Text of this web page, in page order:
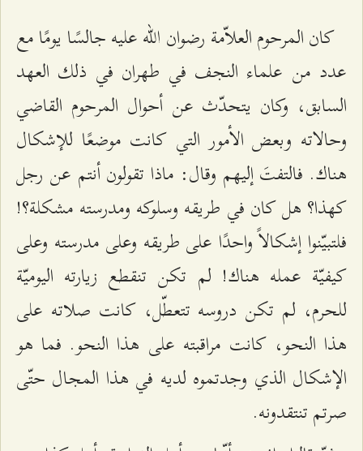
كان المرحوم العلاّمة رضوان الله عليه جالسًا يومًا مع
عدد من علماء النجف في طهران في ذلك العهد
السابق، وكان يتحدّث عن أحوال المرحوم القاضي
وحالاته وبعض الأمور التي كانت موضعًا للإشكال
هناك. فالتفتَ إليهم وقال: ماذا تقولون أنتم عن رجل
كهذا؟ هل كان في طريقه وسلوكه ومدرسته مشكلة؟!
فلتبيّنوا إشكالاً واحدًا على طريقه وعلى مدرسته وعلى
كيفيّة عمله هناك! لم تكن تنقطع زيارته اليوميّة
للحرم، لم تكن دروسه تتعطّل، كانت صلاته على
هذا النحو، كانت مراقبته على هذا النحو. فما هو
الإشكال الذي وجدتموه لديه في هذا المجال حتّى
صرتم تنتقدونه.